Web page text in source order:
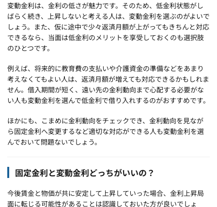
変動金利は、金利の低さが魅力です。そのため、低金利状態がし
ばらく続き、上昇しないと考える人は、変動金利を選ぶのがよいで
しょう。また、仮に途中で少々返済月額が上がってもきちんと対応
できるなら、当面は低金利のメリットを享受しておくのも選択肢
のひとつです。
例えば、将来的に教育費の支払いや介護資金の準備などをあまり
考えなくてもよい人は、返済月額が増えても対応できるかもしれま
せん。借入期間が短く、遠い先の金利動向まで心配する必要がな
い人も変動金利を選んで低金利で借り入れするのがおすすめです。
ほかにも、こまめに金利動向をチェックでき、金利動向を見なが
ら固定金利へ変更するなど適切な対応ができる人も変動金利を選
んでおいて問題ないでしょう。
固定金利と変動金利どっちがいいの？
今後賃金と物価が共に安定して上昇していった場合、金利上昇局
面に転じる可能性があることは認識しておいた方が良いでしょ